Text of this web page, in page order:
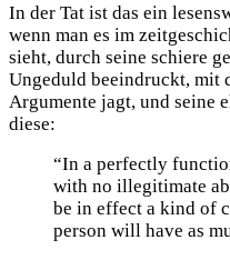
In der Tat ist das ein
wenn man es im
sieht, durch seine schiere
Ungeduld beeindruckt, mit
Argumente jagt, und seine
diese:
“In a perfectly
with no illegitimate
be in effect a kind of
person will have as